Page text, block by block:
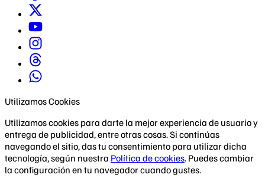
Utilizamos Cookies
Utilizamos cookies para darte la mejor experiencia de usuario y
entrega de publicidad, entre otras cosas. Si continúas
navegando el sitio, das tu consentimiento para utilizar dicha
tecnología, según nuestra Política de cookies. Puedes cambiar
la configuración en tu navegador cuando gustes.